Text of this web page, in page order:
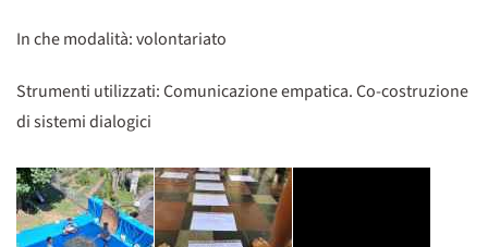
In che modalità: volontariato
Strumenti utilizzati: Comunicazione empatica. Co-costruzione
di sistemi dialogici